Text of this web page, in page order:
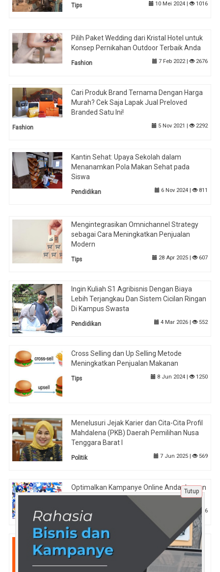
Tips 10 Mei 2024 | 1016
Pilih Paket Wedding dari Kristal Hotel untuk
Konsep Pernikahan Outdoor Terbaik Anda
Fashion 7 Feb 2022 | 2676
Cari Produk Brand Ternama Dengan Harga
Murah? Cek Saja Lapak Jual Preloved
Branded Satu Ini!
Fashion 5 Nov 2021 | 2292
Kantin Sehat: Upaya Sekolah dalam
Menanamkan Pola Makan Sehat pada
Siswa
Pendidikan 6 Nov 2024 | 811
Mengintegrasikan Omnichannel Strategy
sebagai Cara Meningkatkan Penjualan
Modern
Tips 28 Apr 2025 | 607
Ingin Kuliah S1 Agribisnis Dengan Biaya
Lebih Terjangkau Dan Sistem Cicilan Ringan
Di Kampus Swasta
Pendidikan 4 Mar 2026 | 552
Cross Selling dan Up Selling Metode
Meningkatkan Penjualan Makanan
Tips 8 Jun 2024 | 1250
Menelusuri Jejak Karier dan Cita-Cita Profil
Mahdalena (PKB) Daerah Pemilihan Nusa
Tenggara Barat I
Politik 7 Jun 2025 | 569
Optimalkan Kampanye Online Anda dengan
Tools Pemantauan Media Sosial
Teknologi 686
Tryout CPNS Gratis dan Efisien: Penilaian
Akurat dan Feedback Terstruktur di
Tutup